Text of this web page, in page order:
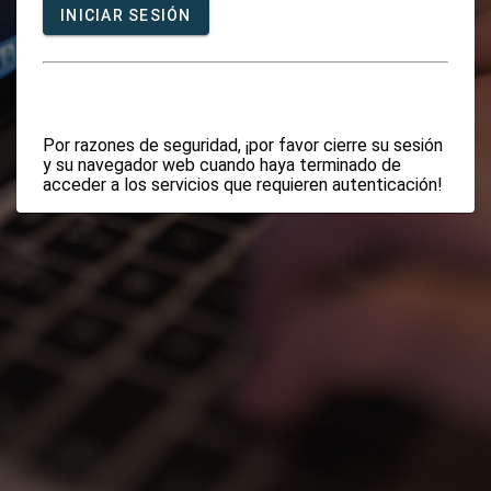
INICIAR SESIÓN
Por razones de seguridad, ¡por favor cierre su sesión
y su navegador web cuando haya terminado de
acceder a los servicios que requieren autenticación!